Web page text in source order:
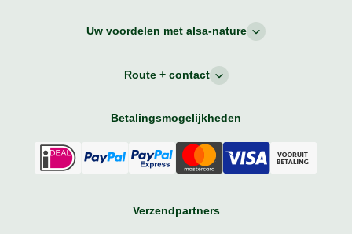
Uw voordelen met alsa-nature
Route + contact
Betalingsmogelijkheden
Verzendpartners